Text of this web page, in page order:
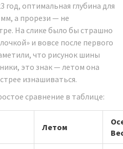
год, оптимальная глубина для
а прорези — не
На слике было бы страшно
и вовсе после первого
что рисунок шины
это знак — летом она
изнашиваться.
сравнение в таблице:
Летом